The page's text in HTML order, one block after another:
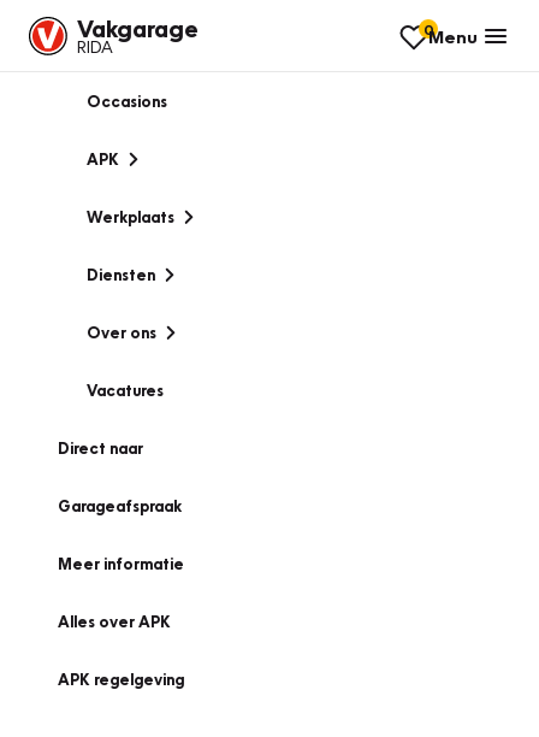
Vakgarage
RIDA
0Menu
Occasions
APK
Werkplaats
Diensten
Over ons
Vacatures
Direct naar
Garageafspraak
Meer informatie
Alles over APK
APK regelgeving